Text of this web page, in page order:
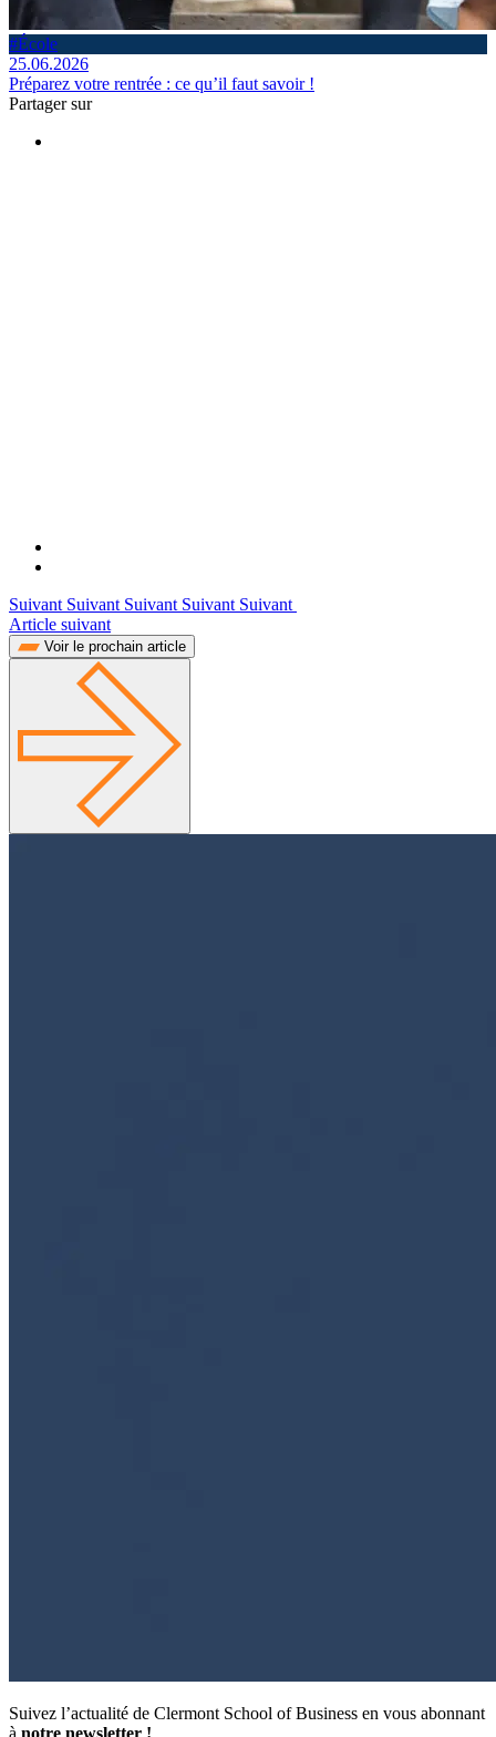
#École
25.06.2026
Préparez votre rentrée : ce qu’il faut savoir !
Partager sur
Suivant Suivant Suivant Suivant Suivant
Article suivant
Voir le prochain article
Suivez l’actualité de Clermont School of Business en vous abonnant
à notre newsletter !